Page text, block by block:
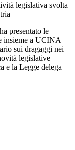
legislativa svolta
presentato le
insieme a UCINA
sui dragaggi nei
legislative
e la Legge delega